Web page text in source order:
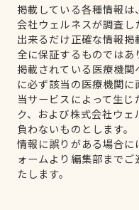
掲載している各種情報
会社ウェルネスが調査し
出来るだけ正確な情報
全に保証するものではあ
掲載されている医療機
に必ず該当の医療機関に
当サービスによって生
ク、および株式会社ウ
負わないものとします。
情報に誤りがある場合
ォームより編集部まで
たします。